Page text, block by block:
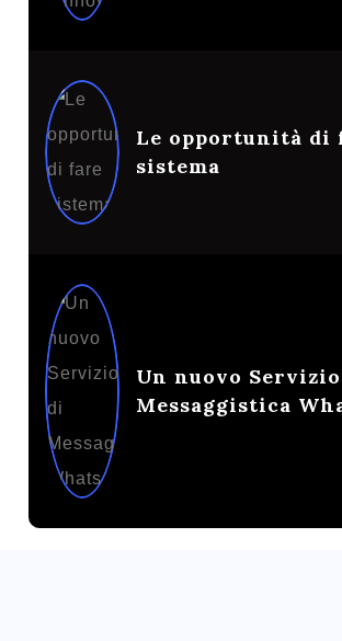
Le opportunità di
sistema
Un nuovo
Messaggistica